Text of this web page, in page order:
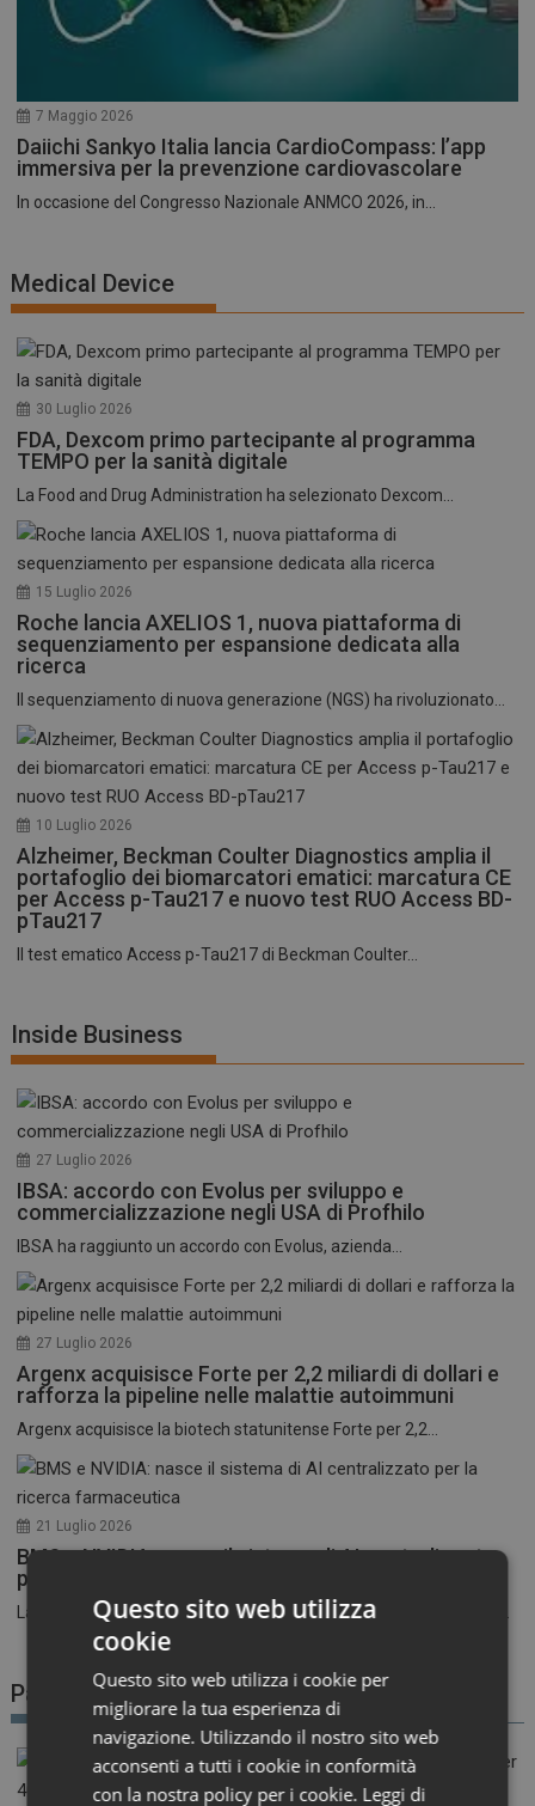
7 Maggio 2026
Daiichi Sankyo Italia lancia CardioCompass: l’app
immersiva per la prevenzione cardiovascolare
In occasione del Congresso Nazionale ANMCO 2026, in...
Medical Device
30 Luglio 2026
FDA, Dexcom primo partecipante al programma
TEMPO per la sanità digitale
La Food and Drug Administration ha selezionato Dexcom...
15 Luglio 2026
Roche lancia AXELIOS 1, nuova piattaforma di
sequenziamento per espansione dedicata alla
ricerca
Il sequenziamento di nuova generazione (NGS) ha rivoluzionato...
10 Luglio 2026
Alzheimer, Beckman Coulter Diagnostics amplia il
portafoglio dei biomarcatori ematici: marcatura CE
per Access p-Tau217 e nuovo test RUO Access BD-
pTau217
Il test ematico Access p-Tau217 di Beckman Coulter...
Inside Business
27 Luglio 2026
IBSA: accordo con Evolus per sviluppo e
commercializzazione negli USA di Profhilo
IBSA ha raggiunto un accordo con Evolus, azienda...
27 Luglio 2026
Argenx acquisisce Forte per 2,2 miliardi di dollari e
rafforza la pipeline nelle malattie autoimmuni
Argenx acquisisce la biotech statunitense Forte per 2,2...
21 Luglio 2026
BMS e NVIDIA: nasce il sistema di AI centralizzato
per la ricerca farmaceutica
La corsa all’intelligenza artificiale nel settore farmaceutico entra...
Patient Advocacy
Questo sito web utilizza
cookie
Questo sito web utilizza i cookie per
migliorare la tua esperienza di
navigazione. Utilizzando il nostro sito web
acconsenti a tutti i cookie in conformità
con la nostra policy per i cookie. Leggi di